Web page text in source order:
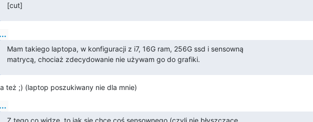
[cut]
...
Mam takiego laptopa, w konfiguracji z i7, 16G ram, 256G ssd i sensowną
matrycą, chociaż zdecydowanie nie używam go do grafiki.
też ;) (laptop poszukiwany nie dla mnie)
...
Z tego co widzę, to jak się chce coś sensownego (czyli nie błyszczące